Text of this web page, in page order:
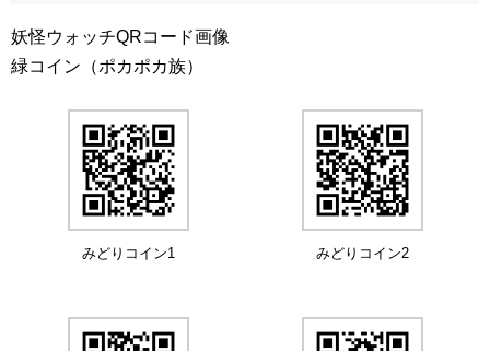
妖怪ウォッチQRコード画像
緑コイン（ポカポカ族）
みどりコイン1 みどりコイン2